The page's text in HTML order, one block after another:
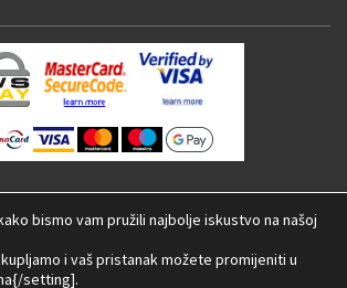
PRIJAVA NA NEWSLETTER
rasvjeta Internet trgovina |
bismo vam pružili najbolje iskustvo na našoj
i vaš pristanak možete promijeniti u
setting].